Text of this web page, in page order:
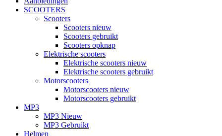
SCOOTERS
Scooters
Scooters nieuw
Scooters gebruikt
Scooters opknap
Elektrische scooters
Elektrische scooters nieuw
Elektrische scooters gebruikt
Motorscooters
Motorscooters nieuw
Motorscooters gebruikt
MP3
MP3 Nieuw
MP3 Gebruikt
Helmen